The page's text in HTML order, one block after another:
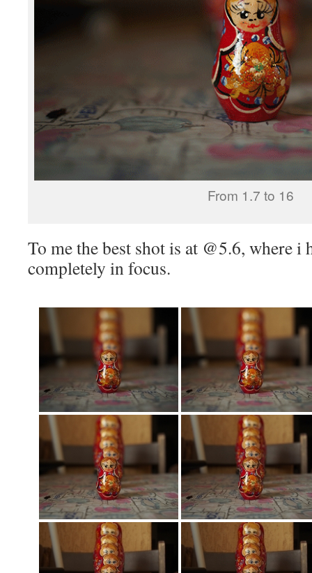
From 1.7 to 16
To me the best shot is at @5.6, where i
completely in focus.